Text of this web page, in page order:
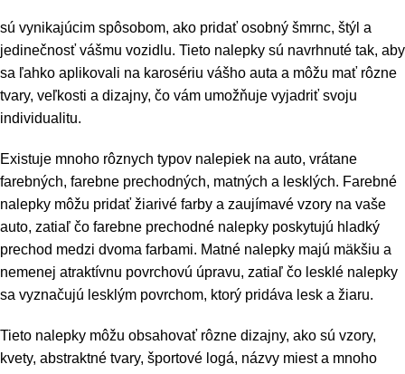
sú vynikajúcim spôsobom, ako pridať osobný šmrnc, štýl a
jedinečnosť vášmu vozidlu. Tieto nalepky sú navrhnuté tak, aby
sa ľahko aplikovali na karosériu vášho auta a môžu mať rôzne
tvary, veľkosti a dizajny, čo vám umožňuje vyjadriť svoju
individualitu.
Existuje mnoho rôznych typov nalepiek na auto, vrátane
farebných, farebne prechodných, matných a lesklých. Farebné
nalepky môžu pridať žiarivé farby a zaujímavé vzory na vaše
auto, zatiaľ čo farebne prechodné nalepky poskytujú hladký
prechod medzi dvoma farbami. Matné nalepky majú mäkšiu a
nemenej atraktívnu povrchovú úpravu, zatiaľ čo lesklé nalepky
sa vyznačujú lesklým povrchom, ktorý pridáva lesk a žiaru.
Tieto nalepky môžu obsahovať rôzne dizajny, ako sú vzory,
kvety, abstraktné tvary, športové logá, názvy miest a mnoho